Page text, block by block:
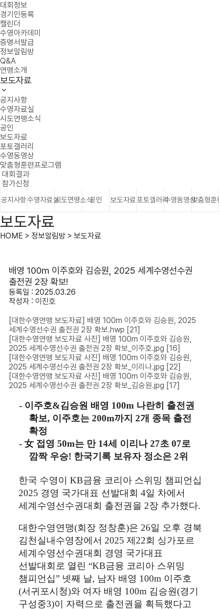
대회정보
경기인등록
캘린더
수영아카데미
증명서발급
정보알림방
Q&A
연맹소개
보도자료
공지사항
수영자료실
시도연맹소식
공인
보도자료
포토갤러리
수영동영상
맞춤형훈련프로그램
대회결과
참가신청
공지사항수영자료실시도연맹소식공인 보도자료포토갤러리수영동영상맞춤형훈
보도자료
HOME > 정보알림방 > 보도자료
배영 100m 이주호와 김승원, 2025 세계수영선수권
출전권 2장 확보!
등록일 : 2025.03.26
작성자 : 이진호
[대한수영연맹 보도자료] 배영 100m 이주호와 김승원, 2025
세계수영선수권 출전권 2장 확보.hwp [21]
[대한수영연맹 보도자료 사진] 배영 100m 이주호와 김승원,
2025 세계수영선수권 출전권 2장 확보_이주호.jpg [16]
[대한수영연맹 보도자료 사진] 배영 100m 이주호와 김승원,
2025 세계수영선수권 출전권 2장 확보_이리나.jpg [22]
[대한수영연맹 보도자료 사진] 배영 100m 이주호와 김승원,
2025 세계수영선수권 출전권 2장 확보_김승원.jpg [17]
- 이주호&김승원 배영 100m 나란히 출전권
확보, 이주호는200m까지2개 종목 출전
확정
-女 접영50m는 만 14세 이리나27초07로
깜짝 우승! 한국기록 보유자 정소은2위
한국 수영이 KB금융 코리아 스위밍 챔피언십
2025 경영 국가대표 선발대회 4일 차에서
세계수영선수권대회 출전권을 2장 추가했다.
대한수영연맹(회장 정창훈)은 26일 오후 경북
김천실내수영장에서 2025 제 22회 싱가포르
세계수영선수권대회 경영 국가대표
선발대회로 열린 “KB금융 코리아 스위밍
챔피언십” 넷째 날, 남자 배영 100m 이주호
(서귀포시청)와 여자 배영 100m 김승원(경기
구성중3)이 자력으로 출전권을 획득했다고